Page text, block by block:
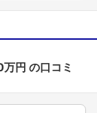
円 の口コミ